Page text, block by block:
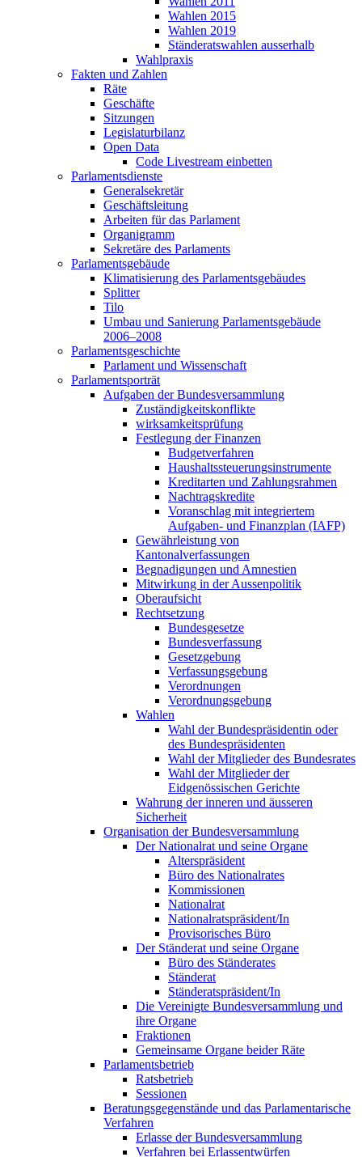
Wahlen 2015
Wahlen 2019
Ständeratswahlen ausserhalb
Wahlpraxis
Fakten und Zahlen
Räte
Geschäfte
Sitzungen
Legislaturbilanz
Open Data
Code Livestream einbetten
Parlamentsdienste
Generalsekretär
Geschäftsleitung
Arbeiten für das Parlament
Organigramm
Sekretäre des Parlaments
Parlamentsgebäude
Klimatisierung des Parlamentsgebäudes
Splitter
Tilo
Umbau und Sanierung Parlamentsgebäude
2006–2008
Parlamentsgeschichte
Parlament und Wissenschaft
Parlamentsporträt
Aufgaben der Bundesversammlung
Zuständigkeitskonflikte
wirksamkeitsprüfung
Festlegung der Finanzen
Budgetverfahren
Haushaltssteuerungsinstrumente
Kreditarten und Zahlungsrahmen
Nachtragskredite
Voranschlag mit integriertem
Aufgaben- und Finanzplan (IAFP)
Gewährleistung von
Kantonalverfassungen
Begnadigungen und Amnestien
Mitwirkung in der Aussenpolitik
Oberaufsicht
Rechtsetzung
Bundesgesetze
Bundesverfassung
Gesetzgebung
Verfassungsgebung
Verordnungen
Verordnungsgebung
Wahlen
Wahl der Bundespräsidentin oder
des Bundespräsidenten
Wahl der Mitglieder des Bundesrates
Wahl der Mitglieder der
Eidgenössischen Gerichte
Wahrung der inneren und äusseren
Sicherheit
Organisation der Bundesversammlung
Der Nationalrat und seine Organe
Alterspräsident
Büro des Nationalrates
Kommissionen
Nationalrat
Nationalratspräsident/In
Provisorisches Büro
Der Ständerat und seine Organe
Büro des Ständerates
Ständerat
Ständeratspräsident/In
Die Vereinigte Bundesversammlung und
ihre Organe
Fraktionen
Gemeinsame Organe beider Räte
Parlamentsbetrieb
Ratsbetrieb
Sessionen
Beratungsgegenstände und das Parlamentarische
Verfahren
Erlasse der Bundesversammlung
Verfahren bei Erlassentwürfen